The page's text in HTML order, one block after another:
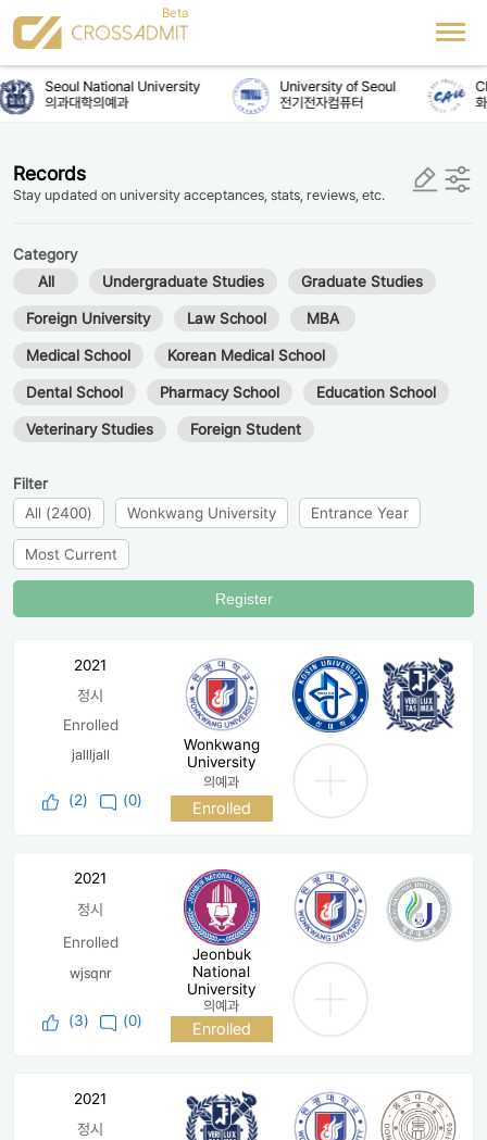
Seoul National University
의과대학의예과
University of Seoul
전기전자컴퓨터
화
Records
Stay updated on university acceptances, stats, reviews, etc.
Category
All
Undergraduate Studies Graduate Studies
Foreign University Law School MBA
Medical School Korean Medical School
Dental School Pharmacy School Education School
Veterinary Studies Foreign Student
Filter
All (2400)
Wonkwang University Entrance Year
Most Current
Register
2021
정시
Enrolled
jallljall
(2) (0)
Wonkwang
University
의예과
Enrolled
2021
정시
Enrolled
wjsqnr
(3) (0)
Jeonbuk
National
University
의예과
Enrolled
2021
정시